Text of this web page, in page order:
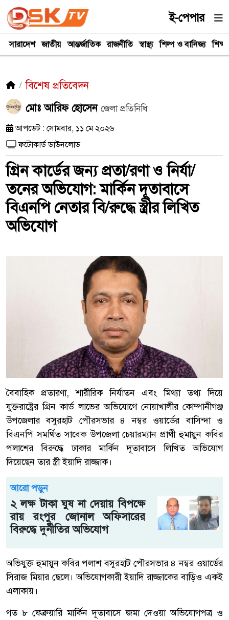
ই-পেপার
সারাদেশ জাতীয় আন্তর্জাতিক রাজনীতি স্বাস্থ্য শিল্প ও বানিজ্য শিক্ষা
বিশেষ প্রতিবেদন
মোঃ আরিফ হোসেনজেলা প্রতিনিধি
আপডেট : সোমবার, ১১ মে ২০২৬
ফটোকার্ড ডাউনলোড
গ্রিন কার্ডের জন্য প্রতা/রণা ও নির্যা/
তনের অভিযোগ: মার্কিন দূতাবাসে
বিএনপি নেতার বি/রুদ্ধে স্ত্রীর লিখিত
অভিযোগ
বৈবাহিক প্রতারণা, শারীরিক নির্যাতন এবং মিথ্যা তথ্য দিয়ে
যুক্তরাষ্ট্রের গ্রিন কার্ড লাভের অভিযোগে নোয়াখালীর কোম্পানীগঞ্জ
উপজেলার বসুরহাট পৌরসভার ৪ নম্বর ওয়ার্ডের বাসিন্দা ও
বিএনপি সমর্থিত সাবেক উপজেলা চেয়ারম্যান প্রার্থী হুমায়ুন কবির
পলাশের বিরুদ্ধে ঢাকার মার্কিন দূতাবাসে লিখিত অভিযোগ
দিয়েছেন তার স্ত্রী ইয়াদি রাজ্জাক।
আরো পড়ুন
২ লক্ষ টাকা ঘুষ না দেয়ায় বিপক্ষে
রায় রংপুর জোনাল অফিসারের
বিরুদ্ধে দুর্নীতির অভিযোগ
অভিযুক্ত হুমায়ুন কবির পলাশ বসুরহাট পৌরসভার ৪ নম্বর ওয়ার্ডের
সিরাজ মিয়ার ছেলে। অভিযোগকারী ইয়াদি রাজ্জাকের বাড়িও একই
এলাকায়।
গত ৮ ফেব্রুয়ারি মার্কিন দূতাবাসে জমা দেওয়া অভিযোগপত্র ও